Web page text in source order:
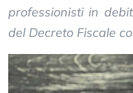
professionisti in
del Decreto Fiscale